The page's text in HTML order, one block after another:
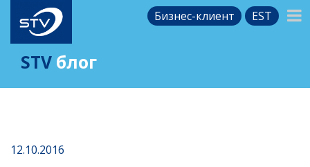
Бизнес-клиент EST
STV блог
12.10.2016